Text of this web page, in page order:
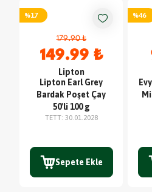
%17
179.90 ₺
149.99 ₺
Lipton
Lipton Earl Grey
Bardak Poşet Çay
50'li 100 g
TETT: 30.01.2028
Sepete Ekle
%46